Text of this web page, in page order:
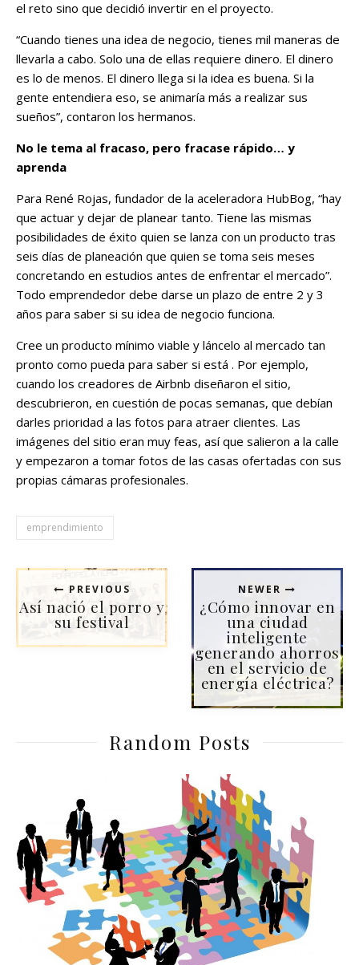
el reto sino que decidió invertir en el proyecto.
“Cuando tienes una idea de negocio, tienes mil maneras de
llevarla a cabo. Solo una de ellas requiere dinero. El dinero
es lo de menos. El dinero llega si la idea es buena. Si la
gente entendiera eso, se animaría más a realizar sus
sueños”, contaron los hermanos.
No le tema al fracaso, pero fracase rápido… y
aprenda
Para René Rojas, fundador de la aceleradora HubBog, “hay
que actuar y dejar de planear tanto. Tiene las mismas
posibilidades de éxito quien se lanza con un producto tras
seis días de planeación que quien se toma seis meses
concretando en estudios antes de enfrentar el mercado”.
Todo emprendedor debe darse un plazo de entre 2 y 3
años para saber si su idea de negocio funciona.
Cree un producto mínimo viable y láncelo al mercado tan
pronto como pueda para saber si está . Por ejemplo,
cuando los creadores de Airbnb diseñaron el sitio,
descubrieron, en cuestión de pocas semanas, que debían
darles prioridad a las fotos para atraer clientes. Las
imágenes del sitio eran muy feas, así que salieron a la calle
y empezaron a tomar fotos de las casas ofertadas con sus
propias cámaras profesionales.
emprendimiento
PREVIOUS
Así nació el porro y
su festival
NEWER
¿Cómo innovar en
una ciudad
inteligente
generando ahorros
en el servicio de
energía eléctrica?
Random Posts